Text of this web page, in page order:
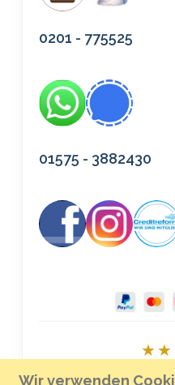
Wir verwenden
0201 - 775525
01575 - 3882430
Bei